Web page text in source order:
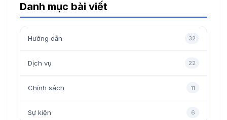
Danh mục bài viết
Hướng dẫn 32
Dịch vụ 22
Chính sách 11
Sự kiện 6